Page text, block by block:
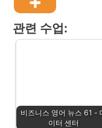
관련 수업:
비즈니스 영어 뉴스 61 -
이터 센터